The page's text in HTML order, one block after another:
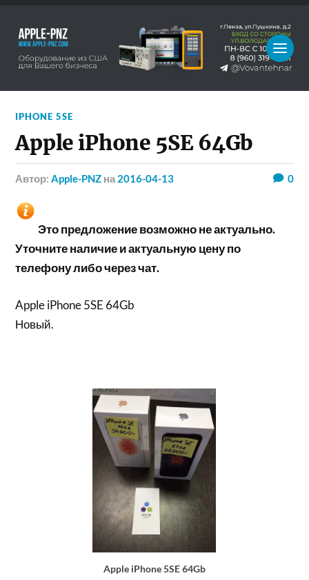
IPHONE 5SE
Apple iPhone 5SE 64Gb
Автор:Apple-PNZ на 2016-04-13 0
Это предложение возможно не актуально.
Уточните наличие и актуальную цену по
телефону либо через чат.
Apple iPhone 5SE 64Gb
Новый.
Apple iPhone 5SE 64Gb